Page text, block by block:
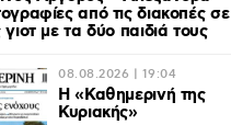
από τις διακοπές σε
με τα δύο παιδιά τους
08.08.2026 | 19:04
H «Καθημερινή της
Κυριακής»